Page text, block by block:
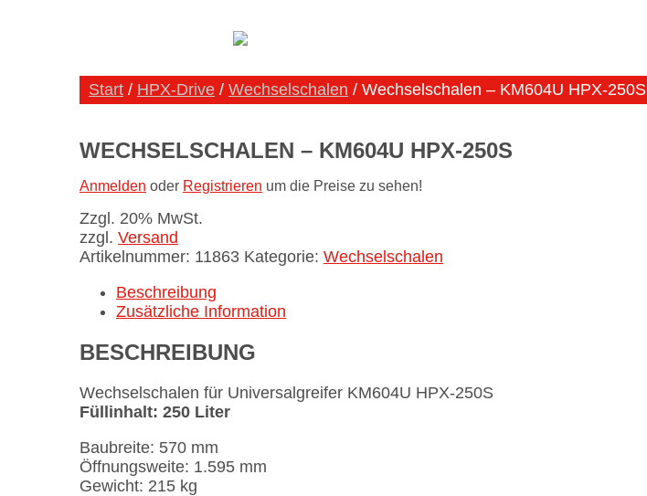
Start / HPX-Drive / Wechselschalen / Wechselschalen – KM604U HPX-250S
WECHSELSCHALEN – KM604U HPX-250S
Anmelden oder Registrieren um die Preise zu sehen!
Zzgl. 20% MwSt.
zzgl. Versand
Artikelnummer: 11863 Kategorie: Wechselschalen
Beschreibung
Zusätzliche Information
BESCHREIBUNG
Wechselschalen für Universalgreifer KM604U HPX-250S
Füllinhalt: 250 Liter
Baubreite: 570 mm
Öffnungsweite: 1.595 mm
Gewicht: 215 kg